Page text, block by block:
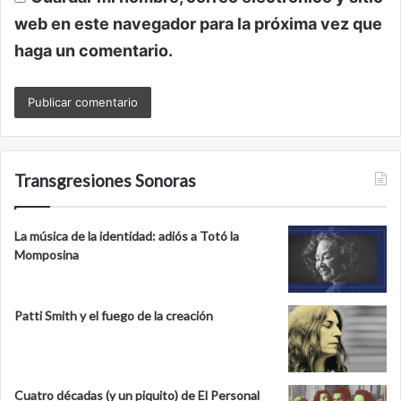
web en este navegador para la próxima vez que
haga un comentario.
Transgresiones Sonoras
La música de la identidad: adiós a Totó la
Momposina
Patti Smith y el fuego de la creación
Cuatro décadas (y un piquito) de El Personal